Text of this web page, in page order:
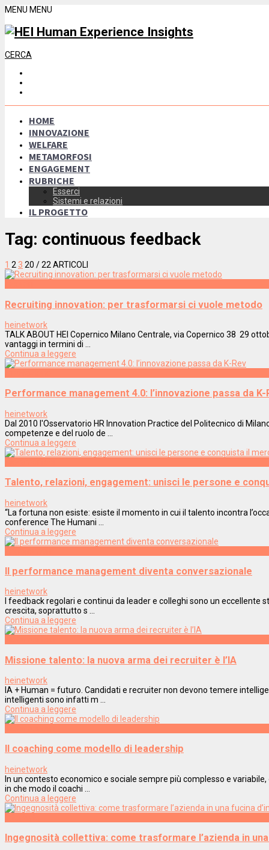
MENU MENU
CERCA
HOME
INNOVAZIONE
WELFARE
METAMORFOSI
ENGAGEMENT
RUBRICHE
Esserci
Sistemi e relazioni
IL PROGETTO
Tag: continuous feedback
1 2 3 20 / 22 ARTICOLI
Recruiting innovation: per trasformarsi ci vuole metodo
heinetwork
TALK ABOUT HEI Copernico Milano Centrale, via Copernico 38 29
vantaggi in termini di ...
Continua a leggere
Performance management 4.0: l’innovazione passa da K-
heinetwork
Dal 2010 l'Osservatorio HR Innovation Practice del Politecnico di
competenze e del ruolo de ...
Continua a leggere
Talento, relazioni, engagement: unisci le persone e
heinetwork
“La fortuna non esiste: esiste il momento in cui il talento incontra
conference The Humani ...
Continua a leggere
Il performance management diventa conversazionale
heinetwork
I feedback regolari e continui da leader e colleghi sono un
crescita, soprattutto s ...
Continua a leggere
Missione talento: la nuova arma dei recruiter è l’IA
heinetwork
IA + Human = futuro. Candidati e recruiter non devono temere
intelligenti sono infatti m ...
Continua a leggere
Il coaching come modello di leadership
heinetwork
In un contesto economico e sociale sempre più complesso e
in che modo il coachi ...
Continua a leggere
Ingegnosità collettiva: come trasformare l’azienda in